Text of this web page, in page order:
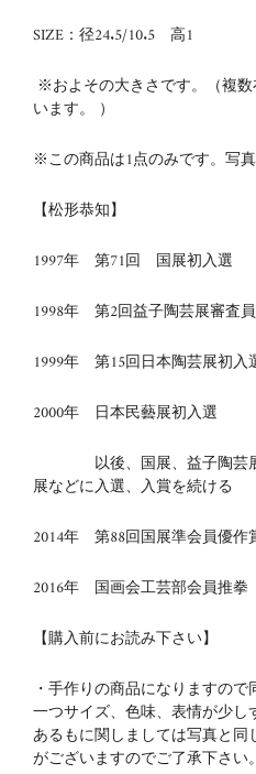
SIZE：径24.5/10.5 高1
※およその大きさです。（複
います。 ）
※この商品は1点のみです。写
【松形恭知】
1997年 第71回 国展初入選
1998年 第2回益子陶芸展審査
1999年 第15回日本陶芸展初入
2000年 日本民藝展初入選
以後、国展、益子陶芸展
展などに入選、入賞を続ける
2014年 第88回国展準会員優作
2016年 国画会工芸部会員推拳
【購入前にお読み下さい】
・手作りの商品になりますの
一つサイズ、色味、表情が少
あるもに関しましては写真と
がございますのでご了承下さい。